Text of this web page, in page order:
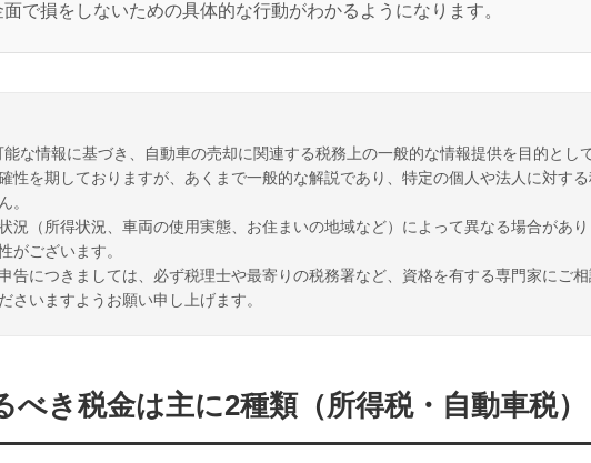
で損をしないための具体的な行動がわかるようになります。
な情報に基づき、自動車の売却に関連する税務上の一般的な情報提供を目的とし
性を期しておりますが、あくまで一般的な解説であり、特定の個人や法人に対す
。
況（所得状況、車両の使用実態、お住まいの地域など）によって異なる場合があり
がございます。
告につきましては、必ず税理士や最寄りの税務署など、資格を有する専門家にご相
さいますようお願い申し上げます。
き税金は主に2種類（所得税・自動車税）